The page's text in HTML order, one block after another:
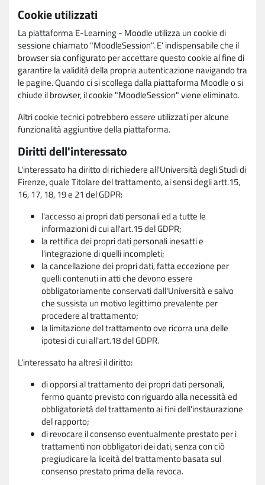
Cookie utilizzati
La piattaforma E-Learning - Moodle utilizza un cookie di
sessione chiamato "MoodleSession". E' indispensabile che il
browser sia configurato per accettare questo cookie al fine di
garantire la validità della propria autenticazione navigando tra
le pagine. Quando ci si scollega dalla piattaforma Moodle o si
chiude il browser, il cookie "MoodleSession" viene eliminato.
Altri cookie tecnici potrebbero essere utilizzati per alcune
funzionalità aggiuntive della piattaforma.
Diritti dell'interessato
L'interessato ha diritto di richiedere all'Università degli Studi di
Firenze, quale Titolare del trattamento, ai sensi degli artt.15,
16, 17, 18, 19 e 21 del GDPR:
l'accesso ai propri dati personali ed a tutte le
informazioni di cui all'art.15 del GDPR;
la rettifica dei propri dati personali inesatti e
l'integrazione di quelli incompleti;
la cancellazione dei propri dati, fatta eccezione per
quelli contenuti in atti che devono essere
obbligatoriamente conservati dall'Università e salvo
che sussista un motivo legittimo prevalente per
procedere al trattamento;
la limitazione del trattamento ove ricorra una delle
ipotesi di cui all'art.18 del GDPR.
L'interessato ha altresì il diritto:
di opporsi al trattamento dei propri dati personali,
fermo quanto previsto con riguardo alla necessità ed
obbligatorietà del trattamento ai fini dell'instaurazione
del rapporto;
di revocare il consenso eventualmente prestato per i
trattamenti non obbligatori dei dati, senza con ciò
pregiudicare la liceità del trattamento basata sul
consenso prestato prima della revoca.